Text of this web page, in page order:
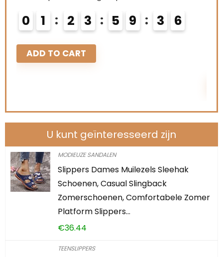
0 1 2 3 5 9 3 5
6
ADD TO CART
U kunt geïnteresseerd zijn
MODIEUZE SANDALEN
Slippers Dames Muilezels Sleehak
Schoenen, Casual Slingback
Zomerschoenen, Comfortabele Zomer
Platform Slippers…
€36.44
TEENSLIPPERS